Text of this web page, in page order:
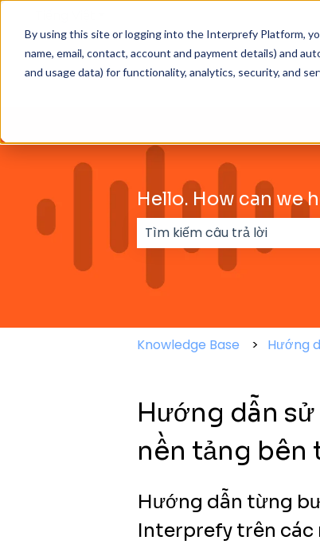
By using this site or logging into the Interprefy Platform,
name, email, contact, account and payment details) and
and usage data) for functionality, analytics, security, and
Hello. How can we
Không có đề xuất nào vì
Knowledge Base Hướng
Hướng dẫn
nền tảng bên
Hướng dẫn từng
Interprefy trên các